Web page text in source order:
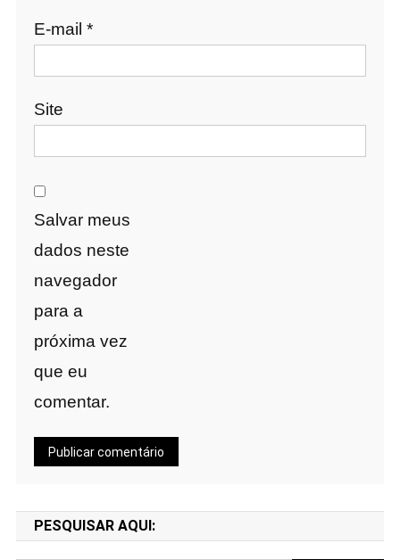
E-mail *
Site
Salvar meus
dados neste
navegador
para a
próxima vez
que eu
comentar.
PESQUISAR AQUI: